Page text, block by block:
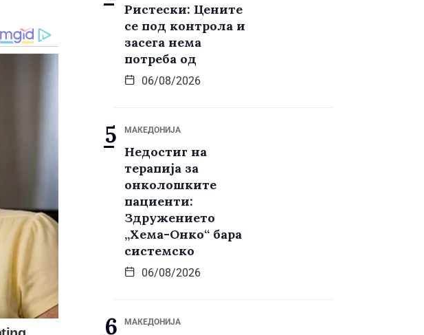
Ристески: Цените
се под контрола и
засега нема
потреба од
06/08/2026
МАКЕДОНИЈА
Недостиг на
терапија за
онколошките
пациенти:
Здружението
„Хема-Онко“ бара
системско
06/08/2026
МАКЕДОНИЈА